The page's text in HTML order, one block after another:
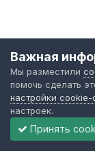
Диспетчер
чего Вы
Чтобы они
Важная
Мы разместили
помочь сделать
настройки
настроек.
Принять